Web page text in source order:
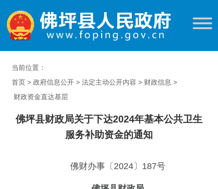
当前位置：
首页 > 政府信息公开 > 法定主动公开内容 > 财政信息 >
财政资金直达基层
佛坪县财政局关于下达2024年基本公共卫生
服务补助资金的通知
佛财办事〔2024〕187号